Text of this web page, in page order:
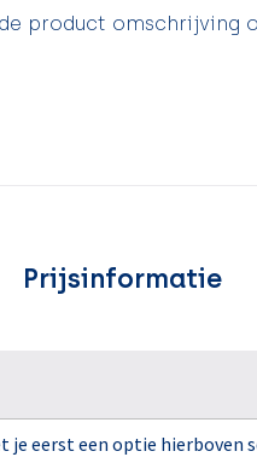
product omschrijving
Prijsinformatie
je eerst een optie hierboven